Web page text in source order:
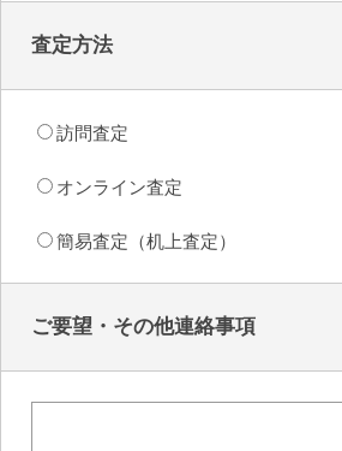
査定方法
訪問査定
オンライン査定
簡易査定（机上査定）
ご要望・その他連絡事項